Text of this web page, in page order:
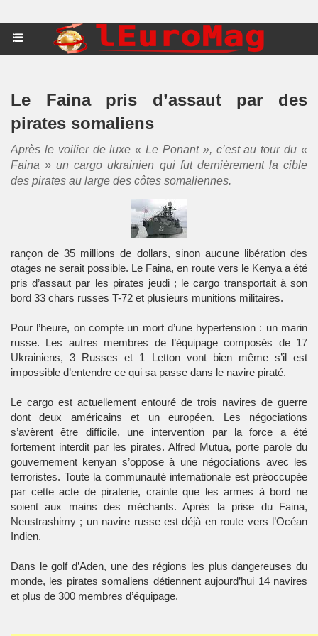
Le Faina pris d’assaut par des
pirates somaliens
Après le voilier de luxe « Le Ponant », c’est au tour du «
Faina » un cargo ukrainien qui fut dernièrement la cible
des pirates au large des côtes somaliennes.
rançon de 35 millions de dollars, sinon aucune libération des
otages ne serait possible. Le Faina, en route vers le Kenya a été
pris d’assaut par les pirates jeudi ; le cargo transportait à son
bord 33 chars russes T-72 et plusieurs munitions militaires.
Pour l’heure, on compte un mort d’une hypertension : un marin
russe. Les autres membres de l’équipage composés de 17
Ukrainiens, 3 Russes et 1 Letton vont bien même s’il est
impossible d’entendre ce qui sa passe dans le navire piraté.
Le cargo est actuellement entouré de trois navires de guerre
dont deux américains et un européen. Les négociations
s’avèrent être difficile, une intervention par la force a été
fortement interdit par les pirates. Alfred Mutua, porte parole du
gouvernement kenyan s’oppose à une négociations avec les
terroristes. Toute la communauté internationale est préoccupée
par cette acte de piraterie, crainte que les armes à bord ne
soient aux mains des méchants. Après la prise du Faina,
Neustrashimy ; un navire russe est déjà en route vers l’Océan
Indien.
Dans le golf d’Aden, une des régions les plus dangereuses du
monde, les pirates somaliens détiennent aujourd’hui 14 navires
et plus de 300 membres d’équipage.